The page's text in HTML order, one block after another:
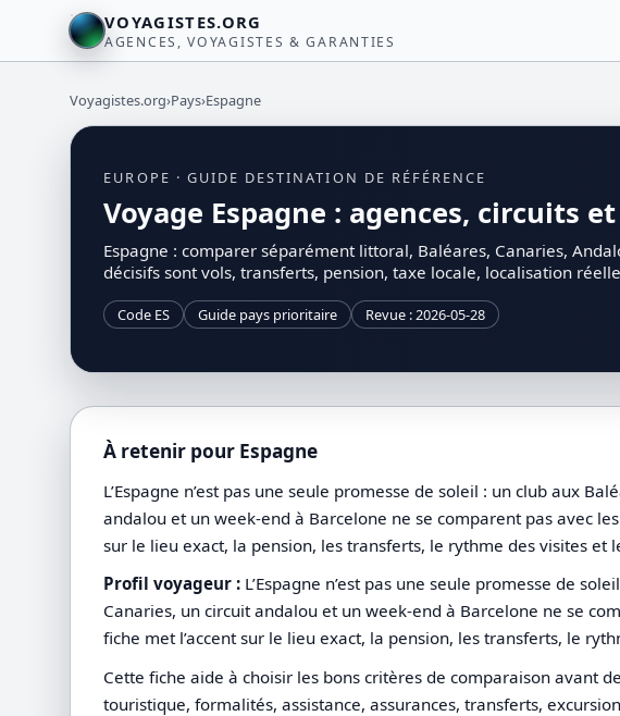
VOYAGISTES.ORG
AGENCES, VOYAGISTES & GARANTIES
Voyagistes.org›Pays›Espagne
EUROPE · GUIDE DESTINATION DE RÉFÉRENCE
Voyage Espagne : agences, circuits
Espagne : comparer séparément littoral, Baléares, Canaries,
décisifs sont vols, transferts, pension, taxe locale, localisation
Code ES Guide pays prioritaire Revue : 2026-05-28
À retenir pour Espagne
L’Espagne n’est pas une seule promesse de soleil : un club aux
andalou et un week-end à Barcelone ne se comparent pas avec
sur le lieu exact, la pension, les transferts, le rythme des visites et
Profil voyageur : L’Espagne n’est pas une seule promesse de
Canaries, un circuit andalou et un week-end à Barcelone ne se
fiche met l’accent sur le lieu exact, la pension, les transferts, le
Cette fiche aide à choisir les bons critères de comparaison avant
touristique, formalités, assistance, assurances, transferts,